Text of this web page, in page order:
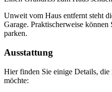
Unweit vom Haus entfernt steht
Garage. Praktischerweise
parken.
Ausstattung
Hier finden Sie einige Details, die
möchte: